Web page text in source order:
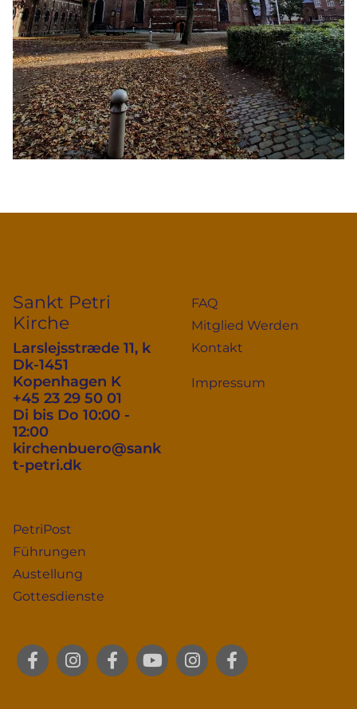
Sankt Petri
Kirche
Larslejsstræde 11, k
Dk-1451
Kopenhagen K
+45 23 29 50 01
Di bis Do 10:00 -
12:00
kirchenbuero@sank
t-petri.dk
FAQ
Mitglied Werden
Kontakt
Impressum
PetriPost
Führungen
Austellung
Gottesdienste